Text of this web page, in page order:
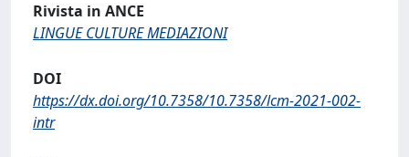
Rivista in ANCE
LINGUE CULTURE MEDIAZIONI
DOI
https://dx.doi.org/10.7358/10.7358/lcm-2021-002-
intr